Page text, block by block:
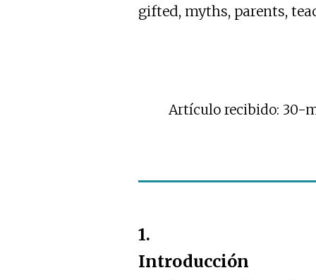
gifted, myths, parents,
Artículo recibido: 30-
1.
Introducción